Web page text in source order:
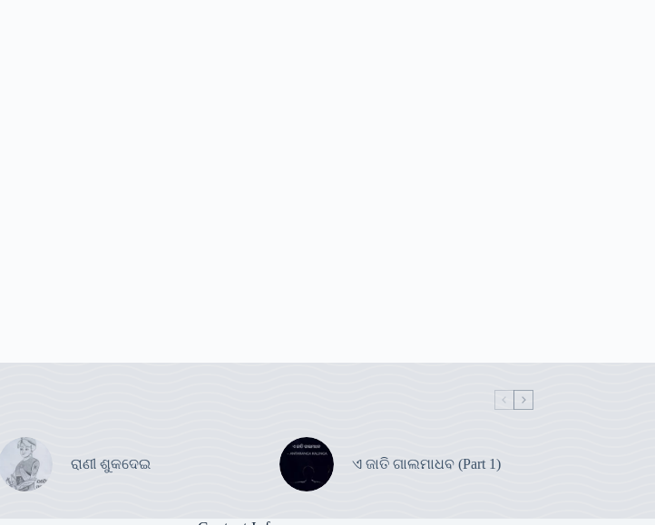
ରାଣୀ ଶୁକଦେଇ ଏ ଜାତି ଗାଲମାଧବ (Part 1)